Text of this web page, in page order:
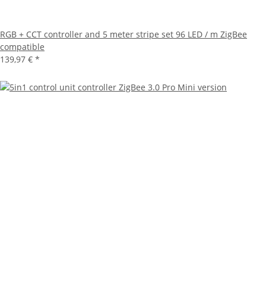
RGB + CCT controller and 5 meter stripe set 96 LED / m ZigBee
compatible
139,97 € *